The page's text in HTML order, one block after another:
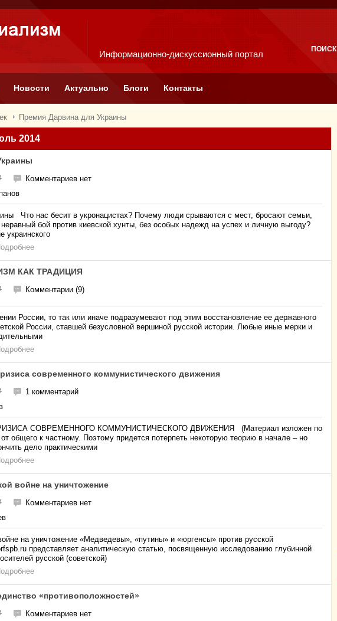
Информационно-дискуссионный портал ПОИСК
Новости Актуально Блоги Контакты
Премия Дарвина для Украины
2014
Комментариев нет
Что нас бесит в укронацистах? Почему люди срываются с мест, бросают семьи,
бой против киевской хунты, без особых надежд на успех и личную выгоду?
украинского
КАК ТРАДИЦИЯ
Комментарии (9)
России, то так или иначе подразумевают под этим восстановление ее державного
России, ставшей безусловной вершиной русской истории. Любые иные мерки и
современного коммунистического движения
1 комментарий
СОВРЕМЕННОГО КОММУНИСТИЧЕСКОГО ДВИЖЕНИЯ (Материал изложен по
общего к частному. Поэтому придется потерпеть некоторую теорию в начале – но
дело практическими
войне на уничтожение
Комментариев нет
на уничтожение «Медведевы», «путины» и «юргенсы» против русской
представляет аналитическую статью, посвященную исследованию глубинной
русской (советской)
«противоположностей»
Комментариев нет